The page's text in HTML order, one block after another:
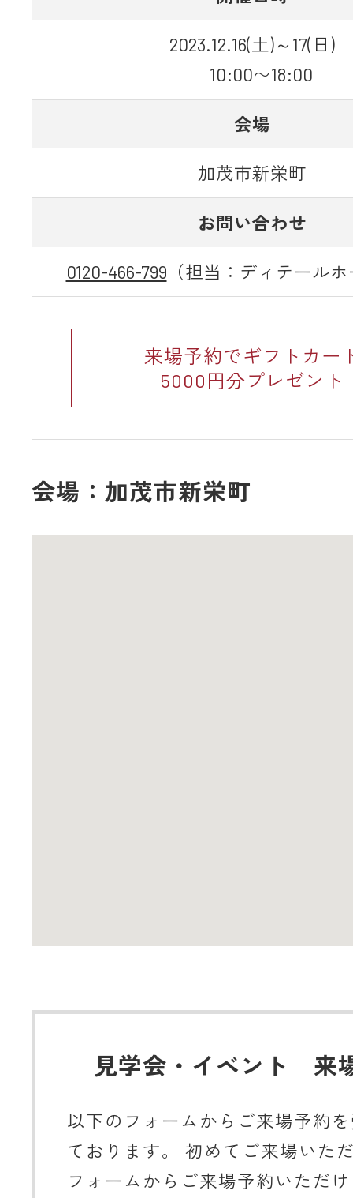
2023.12.16(土)～17(日)
10:00〜18:00
会場
加茂市新栄町
お問い合わせ
0120-466-799 （担当：ディテール
来場予約でギフトカー
5000円分プレゼント
会場：加茂市新栄町
見学会・イベント 来
以下のフォームからご来場予約
ております。 初めてご来場いた
フォームからご来場予約いただ